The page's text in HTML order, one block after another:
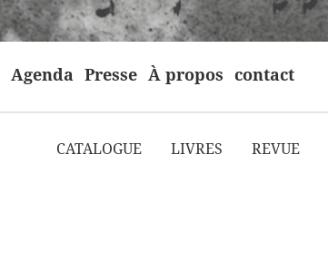
Agenda Presse À propos contact
CATALOGUE
LIVRES REVUE